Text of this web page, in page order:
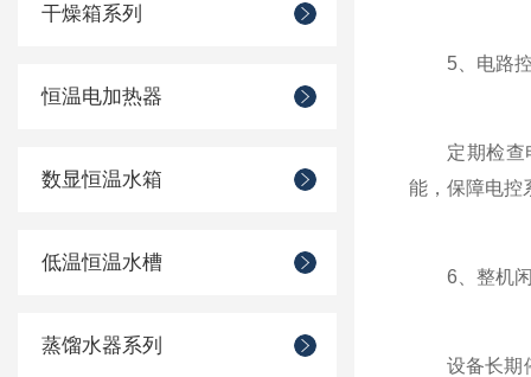
干燥箱系列
恒温电加热器
数显恒温水箱
低温恒温水槽
蒸馏水器系列
5、电路控
定期检查电
能，保障电控
6、整机闲
设备长期停